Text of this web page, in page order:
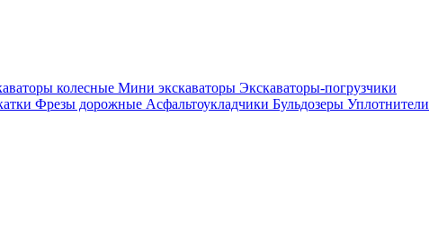
колесные Мини экскаваторы Экскаваторы-погрузчики
Фрезы дорожные Асфальтоукладчики Бульдозеры Уплотнители